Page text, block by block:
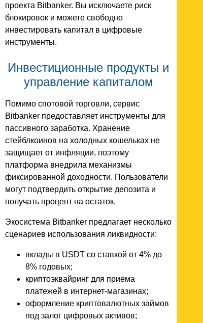
проекта Bitbanker. Вы исключаете риск
блокировок и можете свободно
инвестировать капитал в цифровые
инструменты.
Инвестиционные продукты и
управление капиталом
Помимо спотовой торговли, сервис
Bitbanker предоставляет инструменты для
пассивного заработка. Хранение
стейблкоинов на холодных кошельках не
защищает от инфляции, поэтому
платформа внедрила механизмы
фиксированной доходности. Пользователи
могут подтвердить открытие депозита и
получать процент на остаток.
Экосистема Bitbanker предлагает несколько
сценариев использования ликвидности:
вклады в USDT со ставкой от 4% до
8% годовых;
криптоэквайринг для приема
платежей в интернет-магазинах;
оформление криптовалютных займов
под залог цифровых активов;